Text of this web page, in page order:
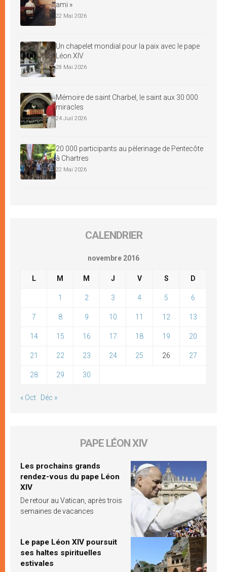
ami »
22 Mai 2026
Un chapelet mondial pour la paix avec le pape
Léon XIV
28 Mai 2026
Mémoire de saint Charbel, le saint aux 30 000
miracles
24 Juil 2026
20 000 participants au pèlerinage de Pentecôte
à Chartres
22 Mai 2026
CALENDRIER
novembre 2016
L M M J V S D
1 2 3 4 5 6
7 8 9 10 11 12 13
14 15 16 17 18 19 20
21 22 23 24 25 26 27
28 29 30
« Oct Déc »
PAPE LÉON XIV
Les prochains grands
rendez-vous du pape Léon
XIV
De retour au Vatican, après trois
semaines de vacances
Le pape Léon XIV poursuit
ses haltes spirituelles
estivales